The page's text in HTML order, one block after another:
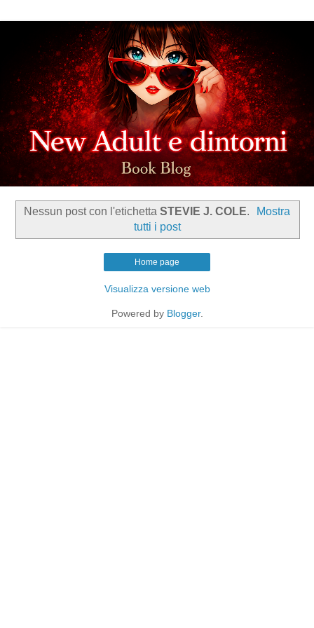
Nessun post con l'etichetta STEVIE J. COLE.
Mostra
tutti i post
Home page
Visualizza versione web
Powered by Blogger.